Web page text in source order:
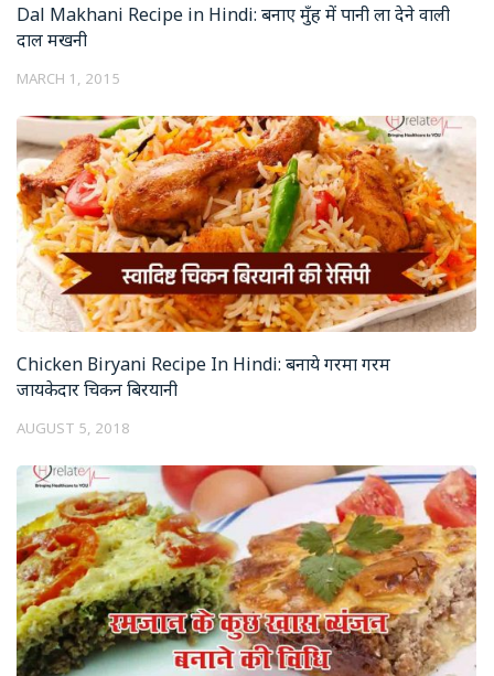
Dal Makhani Recipe in Hindi: बनाए मुँह में पानी ला देने वाली
दाल मखनी
MARCH 1, 2015
Chicken Biryani Recipe In Hindi: बनाये गरमा गरम
जायकेदार चिकन बिरयानी
AUGUST 5, 2018